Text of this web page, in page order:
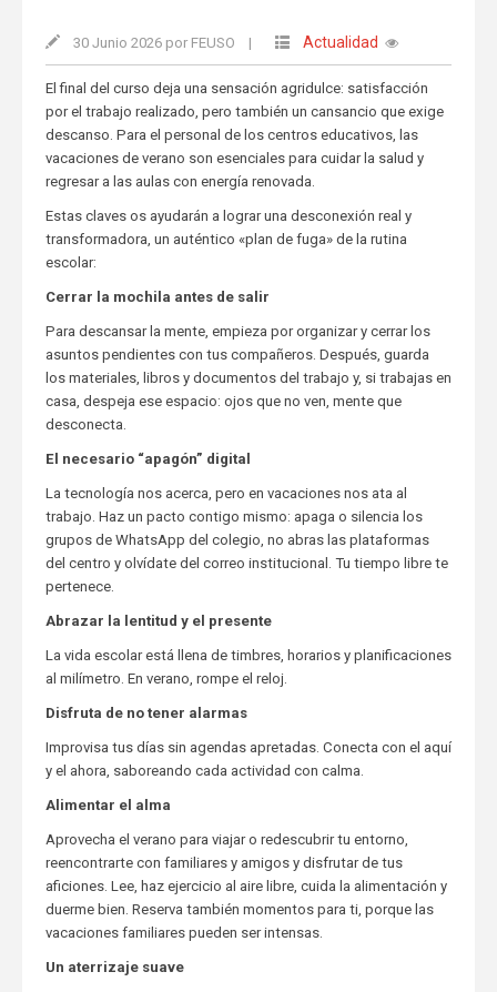
30 Junio 2026 por FEUSO | Actualidad
El final del curso deja una sensación agridulce: satisfacción
por el trabajo realizado, pero también un cansancio que exige
descanso. Para el personal de los centros educativos, las
vacaciones de verano son esenciales para cuidar la salud y
regresar a las aulas con energía renovada.
Estas claves os ayudarán a lograr una desconexión real y
transformadora, un auténtico «plan de fuga» de la rutina
escolar:
Cerrar la mochila antes de salir
Para descansar la mente, empieza por organizar y cerrar los
asuntos pendientes con tus compañeros. Después, guarda
los materiales, libros y documentos del trabajo y, si trabajas en
casa, despeja ese espacio: ojos que no ven, mente que
desconecta.
El necesario “apagón” digital
La tecnología nos acerca, pero en vacaciones nos ata al
trabajo. Haz un pacto contigo mismo: apaga o silencia los
grupos de WhatsApp del colegio, no abras las plataformas
del centro y olvídate del correo institucional. Tu tiempo libre te
pertenece.
Abrazar la lentitud y el presente
La vida escolar está llena de timbres, horarios y planificaciones
al milímetro. En verano, rompe el reloj.
Disfruta de no tener alarmas
Improvisa tus días sin agendas apretadas. Conecta con el aquí
y el ahora, saboreando cada actividad con calma.
Alimentar el alma
Aprovecha el verano para viajar o redescubrir tu entorno,
reencontrarte con familiares y amigos y disfrutar de tus
aficiones. Lee, haz ejercicio al aire libre, cuida la alimentación y
duerme bien. Reserva también momentos para ti, porque las
vacaciones familiares pueden ser intensas.
Un aterrizaje suave